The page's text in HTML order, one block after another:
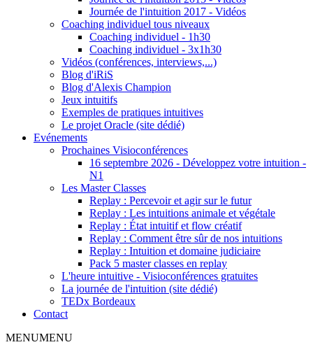
Journée de l'intuition 2017 - Vidéos
Coaching individuel tous niveaux
Coaching individuel - 1h30
Coaching individuel - 3x1h30
Vidéos (conférences, interviews,...)
Blog d'iRiS
Blog d'Alexis Champion
Jeux intuitifs
Exemples de pratiques intuitives
Le projet Oracle (site dédié)
Evénements
Prochaines Visioconférences
16 septembre 2026 - Développez votre intuition -
N1
Les Master Classes
Replay : Percevoir et agir sur le futur
Replay : Les intuitions animale et végétale
Replay : État intuitif et flow créatif
Replay : Comment être sûr de nos intuitions
Replay : Intuition et domaine judiciaire
Pack 5 master classes en replay
L'heure intuitive - Visioconférences gratuites
La journée de l'intuition (site dédié)
TEDx Bordeaux
Contact
MENUMENU